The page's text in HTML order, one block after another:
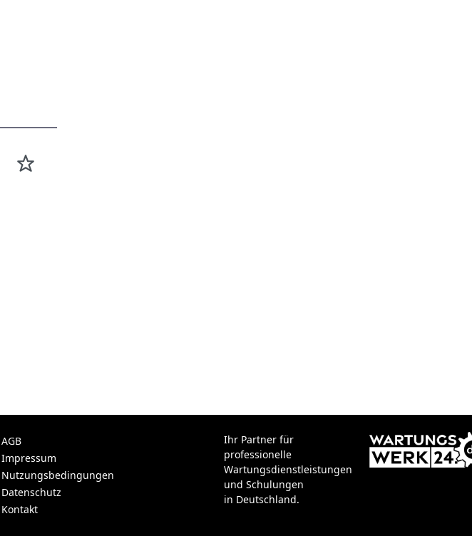
AGB
Impressum
Nutzungsbedingungen
Datenschutz
Kontakt
Ihr Partner für
professionelle
Wartungsdienstleistungen
und Schulungen
in Deutschland.